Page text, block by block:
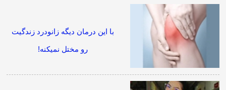
با این درمان دیگه زانودرد زندگیت
رو مختل نمیکنه!